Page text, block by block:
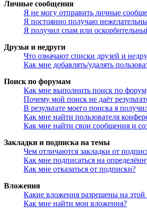
Личные сообщения
Я не могу отправить личные
Я постоянно получаю
Я получил спам или
Друзья и недруги
Что означают списки друзей и
Как мне добавлять/удалять
Поиск по форумам
Как мне выполнить поиск по
Почему мой поиск не даёт
В результате моего поиска я
Как мне найти пользователя
Как мне найти свои сообщения и
Закладки и подписка на темы
Чем отличаются закладки от
Как мне подписаться на
Как мне отказаться от подписки?
Вложения
Какие вложения разрешены на
Как мне найти мои вложения?